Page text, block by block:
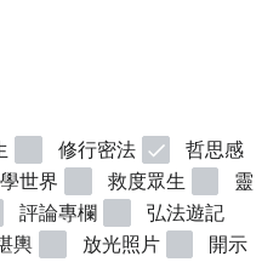
修行密法
哲思感
世界 救度眾生
靈
評論專欄
弘法遊記
輿 放光照片
開示